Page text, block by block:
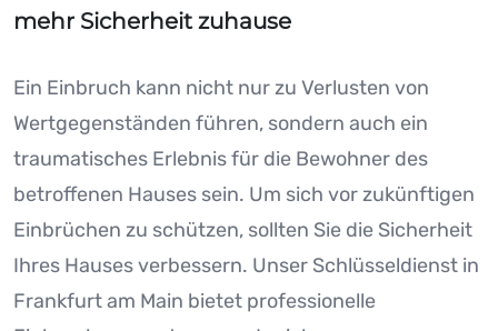
mehr Sicherheit zuhause
Ein Einbruch kann nicht nur zu Verlusten von
Wertgegenständen führen, sondern auch ein
traumatisches Erlebnis für die Bewohner des
betroffenen Hauses sein. Um sich vor zukünftigen
Einbrüchen zu schützen, sollten Sie die Sicherheit
Ihres Hauses verbessern. Unser Schlüsseldienst in
Frankfurt am Main bietet professionelle